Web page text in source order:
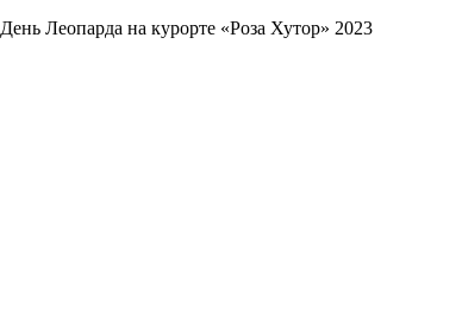
День Леопарда на курорте «Роза Хутор» 2023